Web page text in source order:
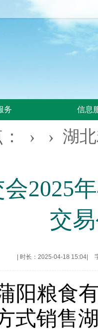
务 信息
： › › 湖
2025
交
时长：2025-04-18 15:04
阳粮食
式销售